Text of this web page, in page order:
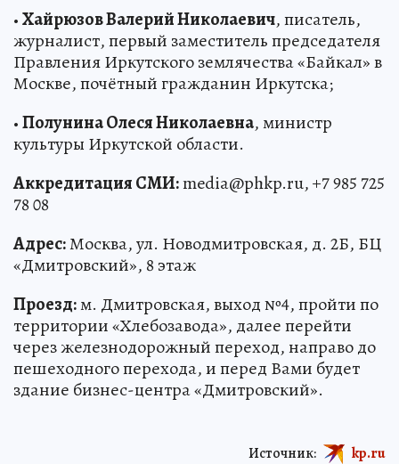
•Хайрюзов Валерий Николаевич, писатель,
журналист, первый заместитель председателя
Правления Иркутского землячества «Байкал» в
Москве, почётный гражданин Иркутска;
•Полунина Олеся Николаевна, министр
культуры Иркутской области.
Аккредитация СМИ:media@phkp.ru, +7 985 725
78 08
Адрес:Москва, ул. Новодмитровская, д. 2Б, БЦ
«Дмитровский», 8 этаж
Проезд:м. Дмитровская, выход №4, пройти по
территории «Хлебозавода», далее перейти
через железнодорожный переход, направо до
пешеходного перехода, и перед Вами будет
здание бизнес-центра «Дмитровский».
Источник: kp.ru